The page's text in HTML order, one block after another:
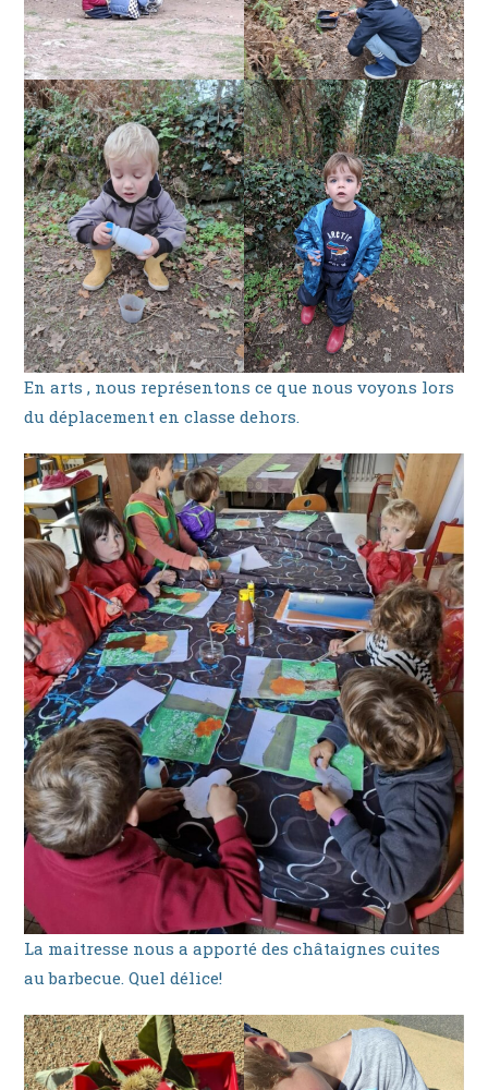
En arts , nous représentons ce que nous voyons lors
du déplacement en classe dehors.
La maitresse nous a apporté des châtaignes cuites
au barbecue. Quel délice!